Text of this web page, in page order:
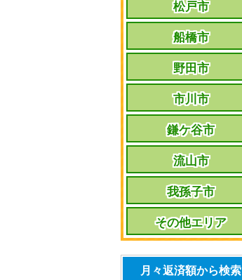
松戸市
船橋市
野田市
市川市
鎌ケ谷市
流山市
我孫子市
その他エリア
月々返済額から検索